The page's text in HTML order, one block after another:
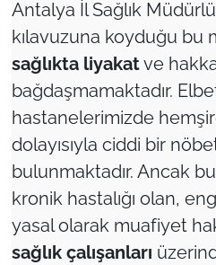
Antalya İl Sağlık
kılavuzuna koyduğu bu
sağlıkta liyakatve
bağdaşmamaktadır.
hastanelerimizde
dolayısıyla ciddi bir
bulunmaktadır. Ancak
kronik hastalığı olan,
yasal olarak muafiyet
sağlık çalışanları